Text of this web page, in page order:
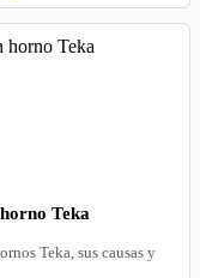
Teka
Teka, sus causas y